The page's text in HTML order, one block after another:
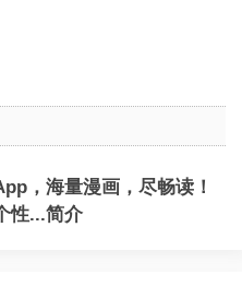
，海量漫画，尽畅读！
性...简介